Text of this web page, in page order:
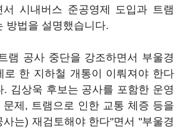
시내버스 준공영제 도입과 트램
방법을 설명했습니다.
램 공사 중단을 강조하면서 부울경
로 한 지하철 개통이 이뤄져야 한다
. 김상욱 후보는 공사를 포함한 운영
제, 트램으로 인한 교통 체증 등을
는) 재검토해야 한다"면서 "부울경